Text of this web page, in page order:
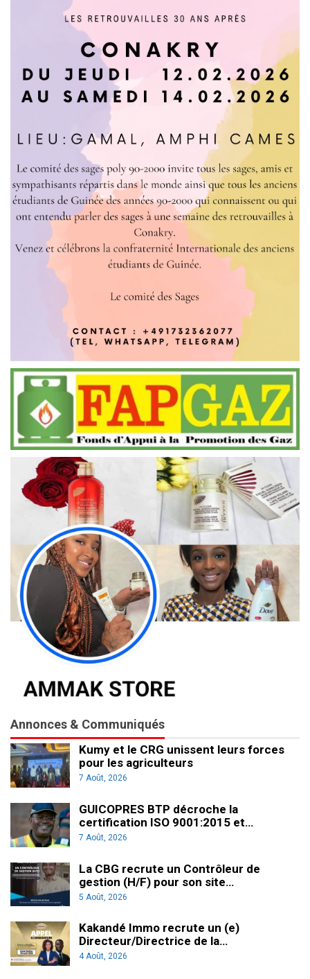
Annonces & Communiqués
Kumy et le CRG unissent leurs forces
pour les agriculteurs
7 Août, 2026
GUICOPRES BTP décroche la
certification ISO 9001:2015 et…
7 Août, 2026
La CBG recrute un Contrôleur de
gestion (H/F) pour son site…
5 Août, 2026
Kakandé Immo recrute un (e)
Directeur/Directrice de la…
4 Août, 2026